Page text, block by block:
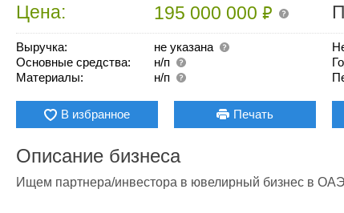
Цена: 195 000 000₽
Выручка:
не указана
Основные средства:
н/п
Материалы:
н/п
В избранное Печать
Описание бизнеса
Ищем партнера/инвестора в ювелирный бизнес в